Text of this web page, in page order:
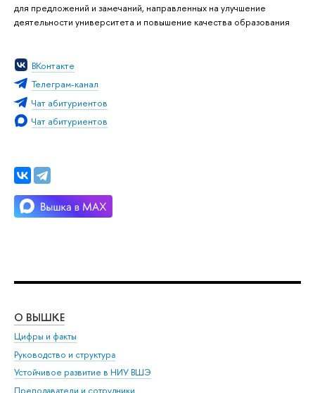
для предложений и замечаний, направленных на улучшение
деятельности университета и повышение качества образования
ВКонтакте
Телеграм-канал
Чат абитуриентов
Чат абитуриентов
О ВЫШКЕ
Цифры и факты
Руководство и структура
Устойчивое развитие в НИУ ВШЭ
Преподаватели и сотрудники